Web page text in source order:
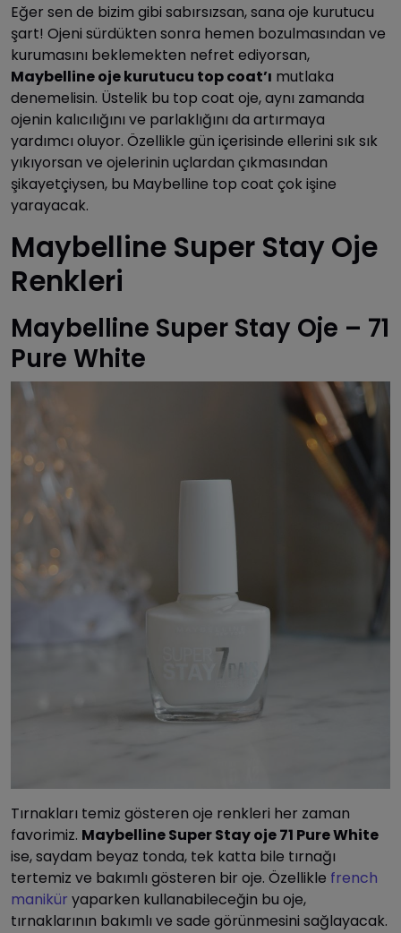
Eğer sen de bizim gibi sabırsızsan, sana oje kurutucu
şart! Ojeni sürdükten sonra hemen bozulmasından ve
kurumasını beklemekten nefret ediyorsan,
Maybelline oje kurutucu top coat’ı mutlaka
denemelisin. Üstelik bu top coat oje, aynı zamanda
ojenin kalıcılığını ve parlaklığını da artırmaya
yardımcı oluyor. Özellikle gün içerisinde ellerini sık sık
yıkıyorsan ve ojelerinin uçlardan çıkmasından
şikayetçiysen, bu Maybelline top coat çok işine
yarayacak.
Maybelline Super Stay Oje
Renkleri
Maybelline Super Stay Oje – 71
Pure White
Tırnakları temiz gösteren oje renkleri her zaman
favorimiz. Maybelline Super Stay oje 71 Pure White
ise, saydam beyaz tonda, tek katta bile tırnağı
tertemiz ve bakımlı gösteren bir oje. Özellikle french
manikür yaparken kullanabileceğin bu oje,
tırnaklarının bakımlı ve sade görünmesini sağlayacak.